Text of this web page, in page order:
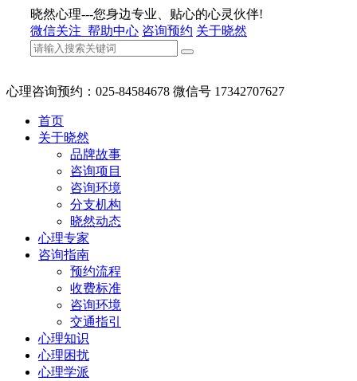
晓然心理---您身边专业、贴心的心灵伙伴!
微信关注 帮助中心 咨询预约 关于晓然
心理咨询预约：025-84584678 微信号 17342707627
首页
关于晓然
品牌故事
咨询项目
咨询环境
分支机构
晓然动态
心理专家
咨询指南
预约流程
收费标准
咨询环境
交通指引
心理知识
心理困扰
心理学派